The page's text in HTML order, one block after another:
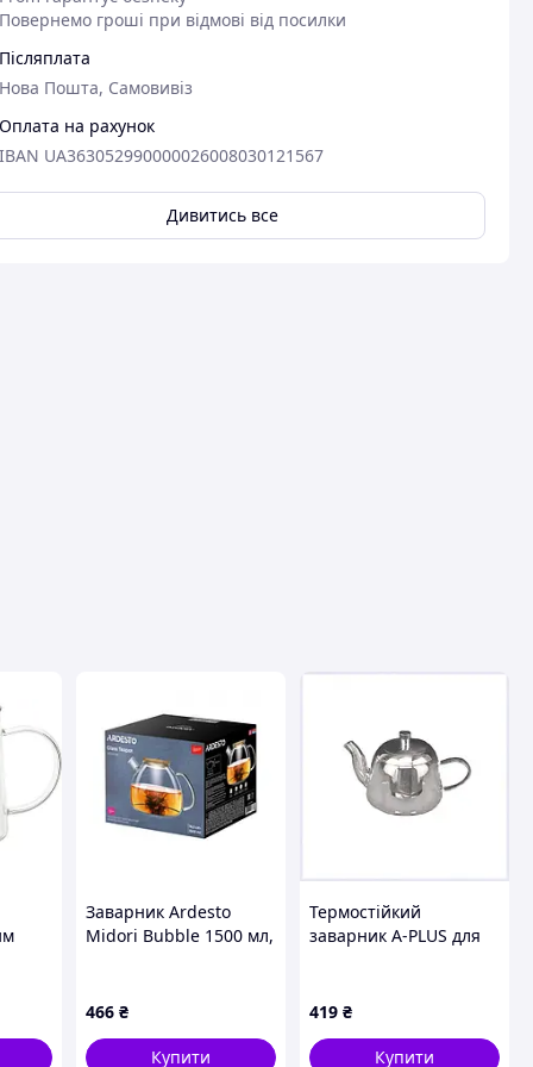
Повернемо гроші при відмові від посилки
Післяплата
Нова Пошта, Самовивіз
Оплата на рахунок
IBAN UA363052990000026008030121567
Дивитись все
Заварник Ardesto
Midori Bubble 1500 мл,
466 ₴
Купити
Термостійкий
заварник A-PLUS для
419 ₴
Купити